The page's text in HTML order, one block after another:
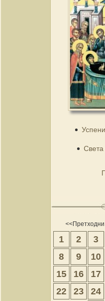
<<Претходни
1 2 3
8
9 10
15
16 17
22
23 24